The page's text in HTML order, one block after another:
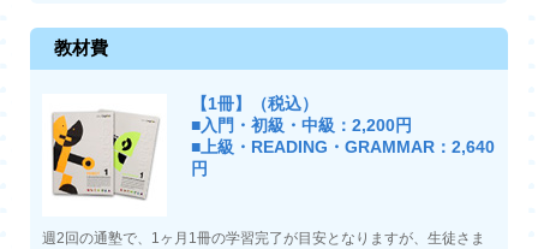
教材費
【1冊】（税込）
■入門・初級・中級：2,200円
■上級・READING・GRAMMAR：2,640
円
週2回の通塾で、1ヶ月1冊の学習完了が目安となりますが、生徒さま